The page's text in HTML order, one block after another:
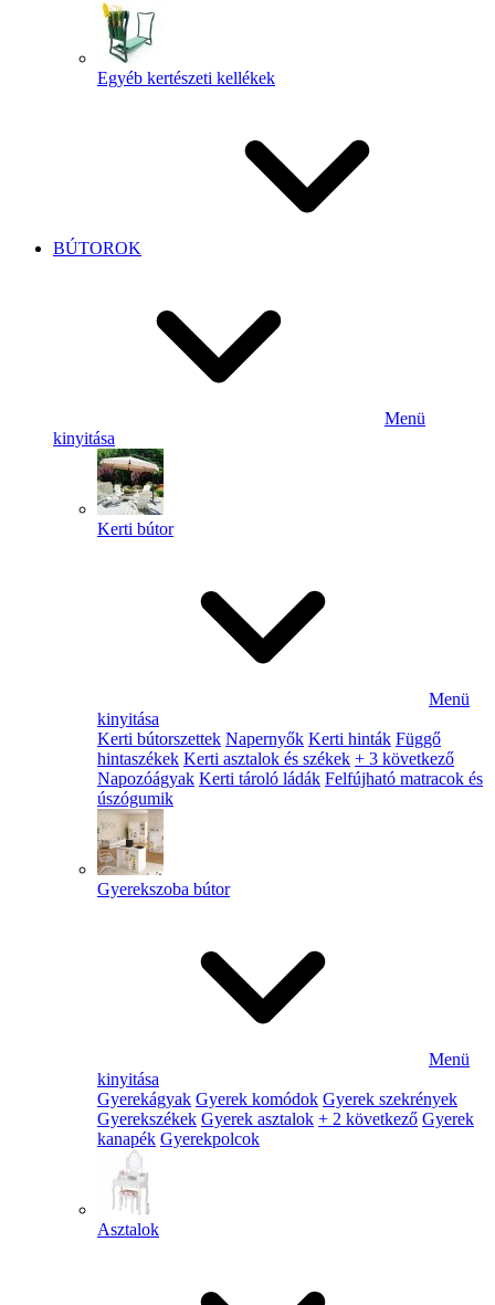
Egyéb kertészeti kellékek
BÚTOROK
Menü
kinyitása
Kerti bútor
Menü
kinyitása
Kerti bútorszettek Napernyők Kerti hinták Függő
hintaszékek Kerti asztalok és székek + 3 következő
Napozóágyak Kerti tároló ládák Felfújható matracok és
úszógumik
Gyerekszoba bútor
Menü
kinyitása
Gyerekágyak Gyerek komódok Gyerek szekrények
Gyerekszékek Gyerek asztalok + 2 következő Gyerek
kanapék Gyerekpolcok
Asztalok